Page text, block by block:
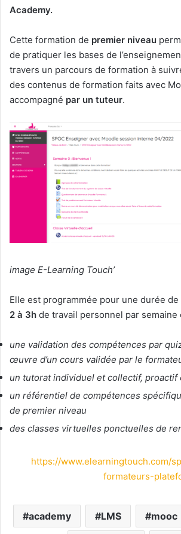
Academy.
Cette formation de premier niveau
de pratiquer les bases de
travers un parcours de formation à
des contenus de formation faits avec
accompagné par un tuteur.
image E-Learning Touch’
Elle est programmée pour une durée de
2 à 3h de travail personnel par semaine
une validation des compétences par
œuvre d’un cours validée par le
un tutorat individuel et collectif, proactif
un référentiel de compétences
de premier niveau
des classes virtuelles ponctuelles de
https://www.elearningtouch.com/
formateurs-
academy LMS mooc